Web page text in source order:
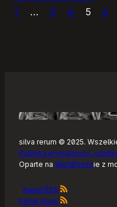
Sly,
1
… 3 4 5 6
silva rerum © 2025.
Polityka prywatności,
Oparte na WordPressie z
Kanał RSS
Kanał Atom